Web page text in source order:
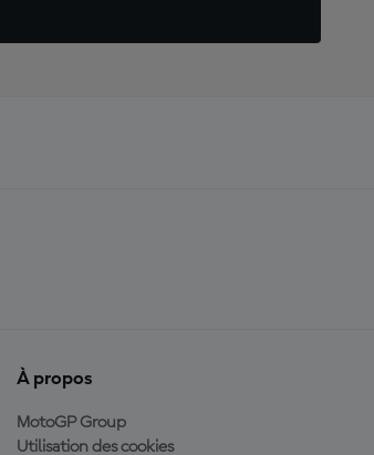
À propos
MotoGP Group
Utilisation des cookies